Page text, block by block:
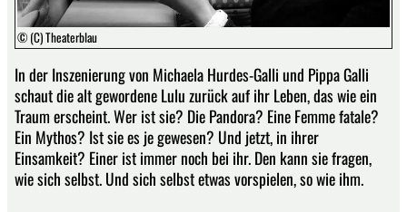
© (C) Theaterblau
In der Inszenierung von Michaela Hurdes-Galli und Pippa Galli
schaut die alt gewordene Lulu zurück auf ihr Leben, das wie ein
Traum erscheint. Wer ist sie? Die Pandora? Eine Femme fatale?
Ein Mythos? Ist sie es je gewesen? Und jetzt, in ihrer
Einsamkeit? Einer ist immer noch bei ihr. Den kann sie fragen,
wie sich selbst. Und sich selbst etwas vorspielen, so wie ihm.